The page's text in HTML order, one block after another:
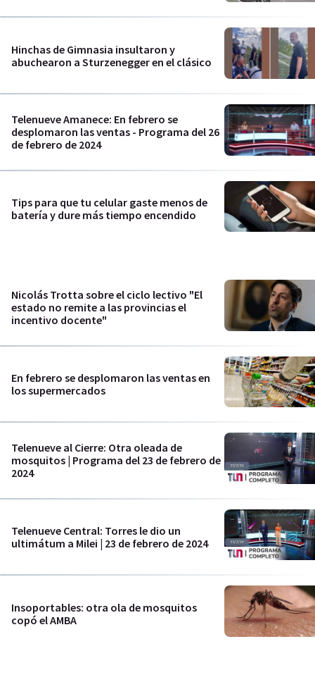
Hinchas de Gimnasia insultaron y
abuchearon a Sturzenegger en el clásico
Telenueve Amanece: En febrero se
desplomaron las ventas - Programa del 26
de febrero de 2024
Tips para que tu celular gaste menos de
batería y dure más tiempo encendido
Nicolás Trotta sobre el ciclo lectivo "El
estado no remite a las provincias el
incentivo docente"
En febrero se desplomaron las ventas en
los supermercados
Telenueve al Cierre: Otra oleada de
mosquitos | Programa del 23 de febrero de
2024
Telenueve Central: Torres le dio un
ultimátum a Milei | 23 de febrero de 2024
Insoportables: otra ola de mosquitos
copó el AMBA